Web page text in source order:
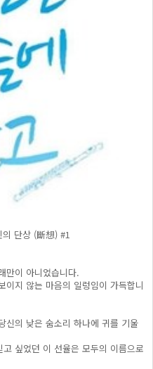
의 단상 (斷想) #1
만이 아니었습니다.
이지 않는 마음의 일렁임이 가득합니
신의 낮은 숨소리 하나에 귀를 기울
싶었던 이 선율은 모두의 이름으로